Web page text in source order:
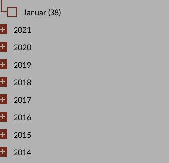
Januar (38)
2021
2020
2019
2018
2017
2016
2015
2014